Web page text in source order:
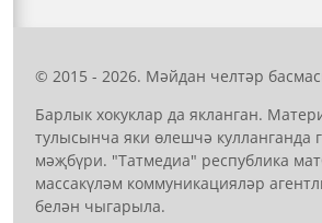
© 2015 - 2026. Мәйдан челтәр
Барлык хокуклар да якланган.
тулысынча яки өлешчә кулланганда
мәҗбүри. "Татмедиа" республика
массакүләм коммуникацияләр
белән чыгарыла.